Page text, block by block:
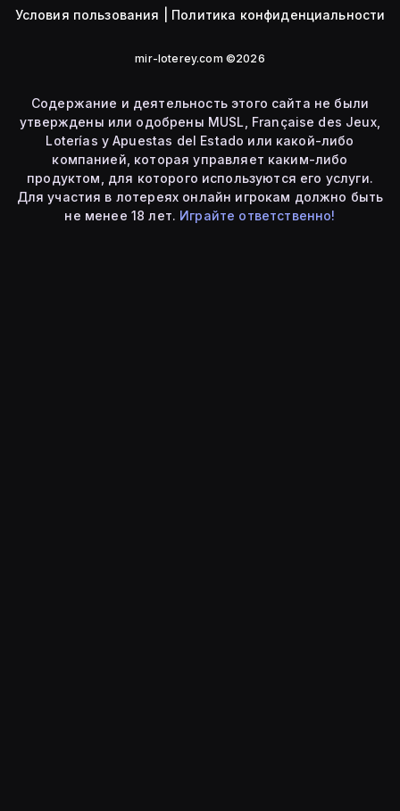
Условия пользования Политика конфиденциальности
mir-loterey.com ©2026
Содержание и деятельность этого сайта не были
утверждены или одобрены MUSL, Française des Jeux,
Loterías y Apuestas del Estado или какой-либо
компанией, которая управляет каким-либо
продуктом, для которого используются его услуги.
Для участия в лотереях онлайн игрокам должно быть
не менее 18 лет. Играйте ответственно!